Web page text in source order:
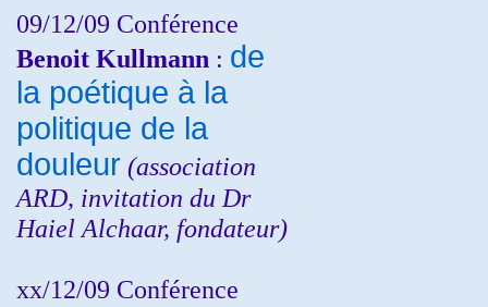
09/12/09 Conférence
Benoit Kullmann : de
la poétique à la
politique de la
douleur (association
ARD, invitation du Dr
Haiel Alchaar, fondateur)
xx/12/09 Conférence